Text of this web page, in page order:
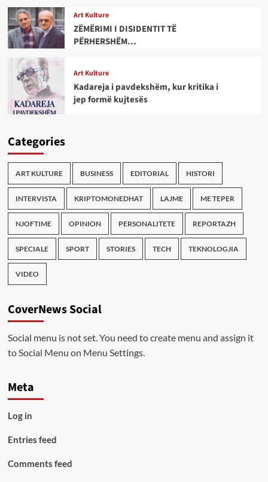
Art Kulture
ZËMËRIMI I DISIDENTIT TË
PËRHERSHËM…
Art Kulture
Kadareja i pavdekshëm, kur kritika i
jep formë kujtesës
Categories
ART KULTURE BUSINESS EDITORIAL HISTORI
INTERVISTA KRIPTOMONEDHAT LAJME ME TEPER
NJOFTIME OPINION PERSONALITETE REPORTAZH
SPECIALE SPORT STORIES TECH TEKNOLOGJIA
VIDEO
CoverNews Social
Social menu is not set. You need to create menu and assign it
to Social Menu on Menu Settings.
Meta
Log in
Entries feed
Comments feed